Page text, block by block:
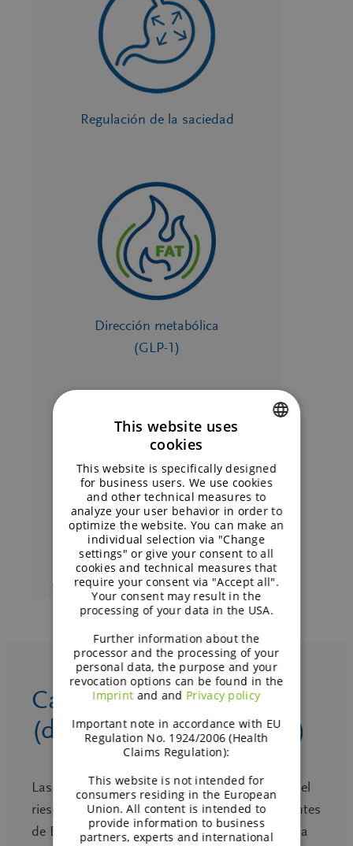
Regulación de la saciedad
Dirección metabólica
(GLP-1)
Reducción de calorías
Calidad de la dieta
(densidad de nutrientes)
Las dietas con restricción calórica aumentan el
riesgo de lagunas nutricionales. Los ingredientes
de BENEO ayudan a mantener la calidad de la
GERMAN
This website uses
cookies
This website is specifically designed
for business users. We use cookies
and other technical measures to
analyze your user behavior in order to
optimize the website. You can make an
individual selection via "Change
settings" or give your consent to all
cookies and technical measures that
require your consent via "Accept all".
Your consent may result in the
processing of your data in the USA.
Further information about the
processor and the processing of your
personal data, the purpose and your
revocation options can be found in the
Imprintand and Privacy policy
Important note in accordance with EU
Regulation No. 1924/2006 (Health
Claims Regulation):
This website is not intended for
consumers residing in the European
Union. All content is intended to
provide information to business
partners, experts and international